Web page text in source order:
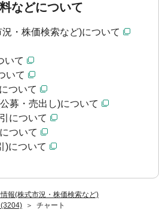
報(株式市況・株価検索など)
(3204)
チャート
などについて
・株価検索など)について
いて
いて
ついて
募・売出し)について
について
ついて
)について